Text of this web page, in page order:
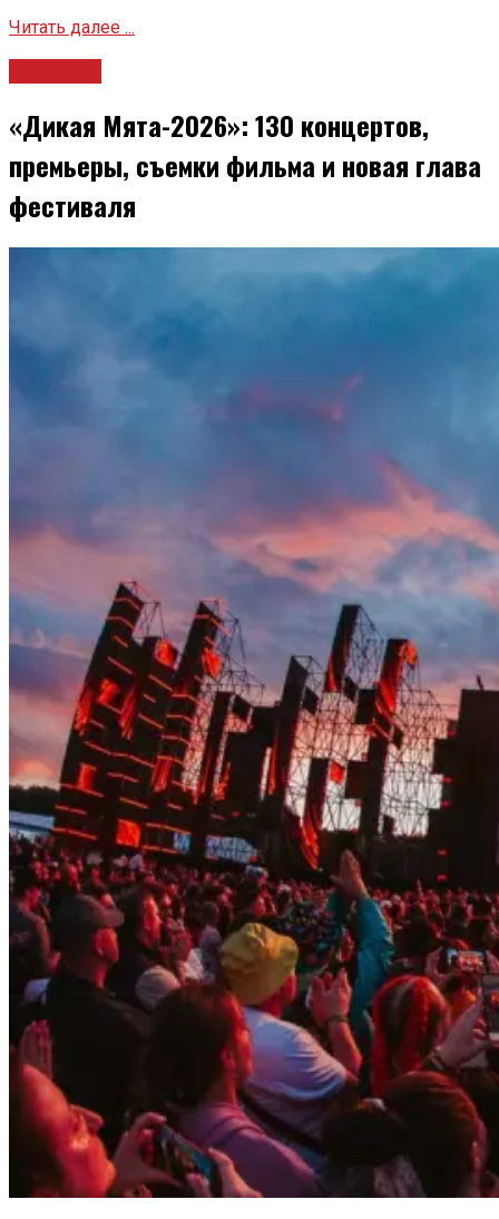
Читать далее ...
«Дикая Мята-2026»: 130 концертов,
премьеры, съемки фильма и новая глава
фестиваля